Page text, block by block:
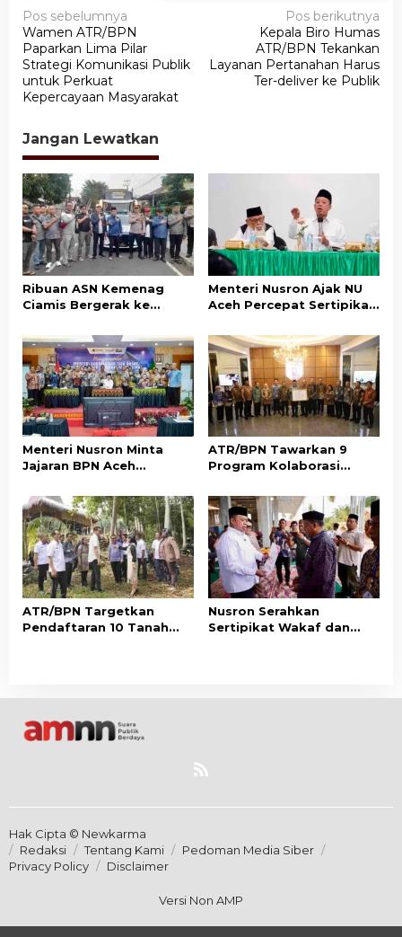
N
a
v
i
a
s
i
p
o
s
Pos sebelumnya
Wamen ATR/BPN
Paparkan Lima Pilar
Strategi Komunikasi Publik
untuk Perkuat
Kepercayaan Masyarakat
Pos berikutnya
Kepala Biro Humas
ATR/BPN Tekankan
Layanan Pertanahan Harus
Ter-deliver ke Publik
Jangan Lewatkan
Ribuan ASN Kemenag
Ciamis Bergerak ke
Kebangsaan
Menteri Nusron Ajak NU
Aceh Percepat Sertipikasi
Kepastian Hukum Aset
Umat
Menteri Nusron Minta
Jajaran BPN Aceh
Layanan Pertanahan
Berbasis Kepuasan
Masyarakat
ATR/BPN Tawarkan 9
Program Kolaborasi
untuk Perkuat Layanan
Pertanahan
ATR/BPN Targetkan
Pendaftaran 10 Tanah
Nusron Serahkan
Sertipikat Wakaf dan
Hak Cipta © Newkarma
Redaksi
Tentang Kami
Pedoman Media Siber
Privacy Policy
Disclaimer
Versi Non AMP